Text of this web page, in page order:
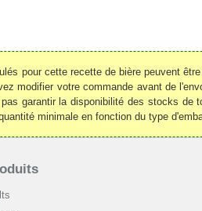
pour cette recette de bière peuvent
modifier votre commande avant de
garantir la disponibilité des stocks de
minimale en fonction du type